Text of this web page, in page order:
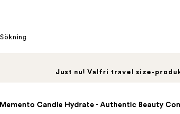
Sökning
Just nu! Valfri travel size-
Memento Candle Hydrate - Authentic Beauty